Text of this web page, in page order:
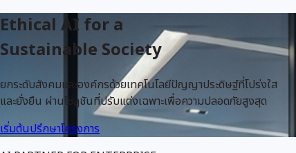
Ethical AI for a
Sustainable Society
ยกระดับสังคมและองค์กรด้วยเทคโนโลยีปัญญาประดิษฐ์ที่โปร่งใส
และยั่งยืน ผ่านโซลูชันที่ปรับแต่งเฉพาะเพื่อความปลอดภัยสูงสุด
เริ่มต้นปรึกษาโครงการ